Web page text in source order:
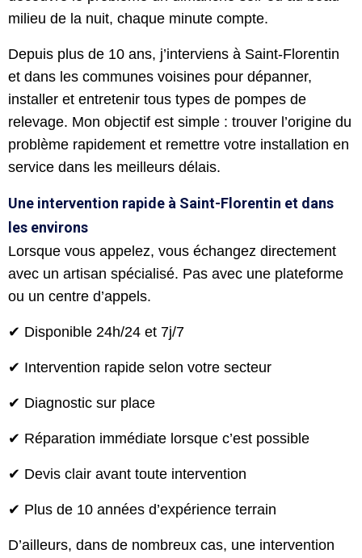
milieu de la nuit, chaque minute compte.
Depuis plus de 10 ans, j’interviens à Saint-Florentin
et dans les communes voisines pour dépanner,
installer et entretenir tous types de pompes de
relevage. Mon objectif est simple : trouver l’origine du
problème rapidement et remettre votre installation en
service dans les meilleurs délais.
Une intervention rapide à Saint-Florentin et dans
les environs
Lorsque vous appelez, vous échangez directement
avec un artisan spécialisé. Pas avec une plateforme
ou un centre d’appels.
✔ Disponible 24h/24 et 7j/7
✔ Intervention rapide selon votre secteur
✔ Diagnostic sur place
✔ Réparation immédiate lorsque c’est possible
✔ Devis clair avant toute intervention
✔ Plus de 10 années d’expérience terrain
D’ailleurs, dans de nombreux cas, une intervention